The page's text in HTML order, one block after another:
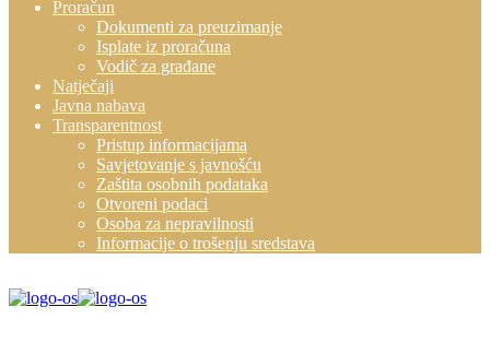
Proračun
Dokumenti za preuzimanje
Isplate iz proračuna
Vodič za građane
Natječaji
Javna nabava
Transparentnost
Pristup informacijama
Savjetovanje s javnošću
Zaštita osobnih podataka
Otvoreni podaci
Osoba za nepravilnosti
Informacije o trošenju sredstava